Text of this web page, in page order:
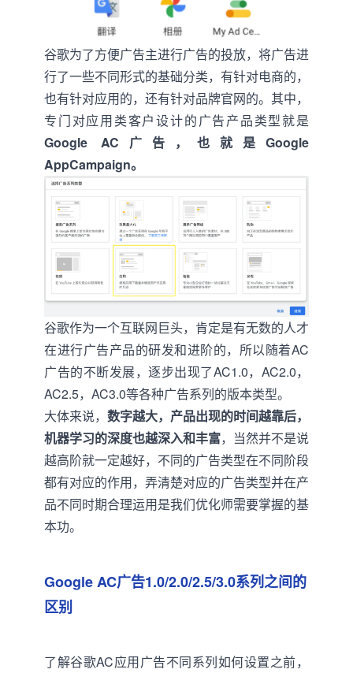
谷歌为了方便广告主进行广告的投放，将广告进
行了一些不同形式的基础分类，有针对电商的，
也有针对应用的，还有针对品牌官网的。其中，
专门对应用类客户设计的广告产品类型就是
Google AC广告，也就是Google
AppCampaign。
谷歌作为一个互联网巨头，肯定是有无数的人才
在进行广告产品的研发和进阶的，所以随着AC
广告的不断发展，逐步出现了AC1.0，AC2.0，
AC2.5，AC3.0等各种广告系列的版本类型。
大体来说， 数字越大，产品出现的时间越靠后，
机器学习的深度也越深入和丰富，当然并不是说
越高阶就一定越好，不同的广告类型在不同阶段
都有对应的作用，弄清楚对应的广告类型并在产
品不同时期合理运用是我们优化师需要掌握的基
本功。
Google AC广告1.0/2.0/2.5/3.0系列之间的
区别
了解谷歌AC应用广告不同系列如何设置之前，